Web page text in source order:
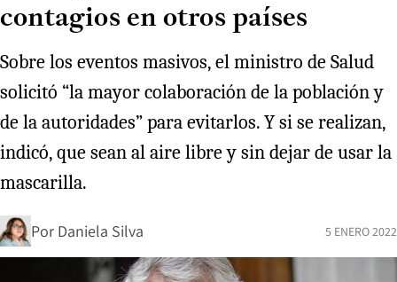
contagios en otros países
Sobre los eventos masivos, el ministro de Salud
solicitó “la mayor colaboración de la población y
de la autoridades” para evitarlos. Y si se realizan,
indicó, que sean al aire libre y sin dejar de usar la
mascarilla.
Por Daniela Silva 5 ENERO 2022